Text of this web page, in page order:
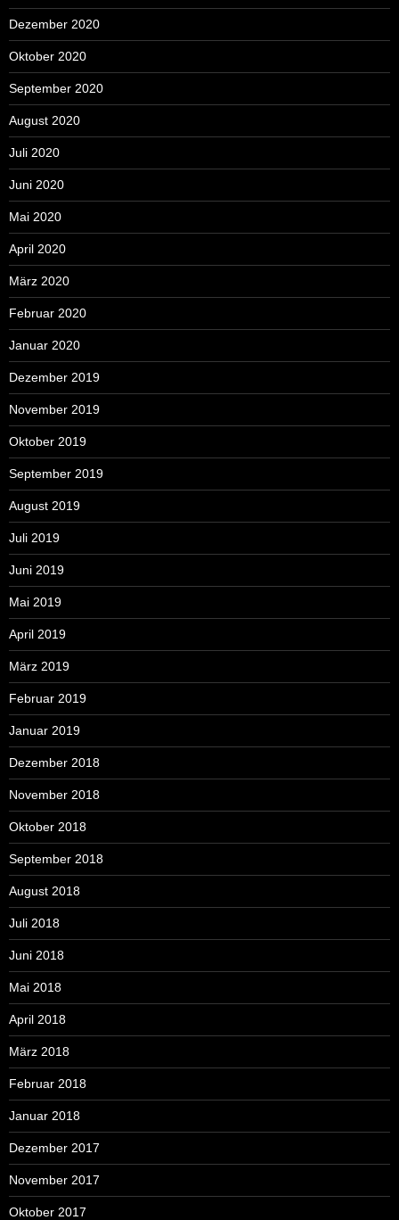
Dezember 2020
Oktober 2020
September 2020
August 2020
Juli 2020
Juni 2020
Mai 2020
April 2020
März 2020
Februar 2020
Januar 2020
Dezember 2019
November 2019
Oktober 2019
September 2019
August 2019
Juli 2019
Juni 2019
Mai 2019
April 2019
März 2019
Februar 2019
Januar 2019
Dezember 2018
November 2018
Oktober 2018
September 2018
August 2018
Juli 2018
Juni 2018
Mai 2018
April 2018
März 2018
Februar 2018
Januar 2018
Dezember 2017
November 2017
Oktober 2017